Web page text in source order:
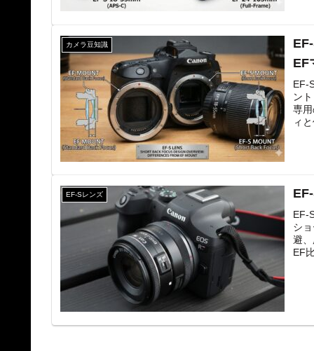
カメラ豆知識
EF
EF-
ン
専
ィ
EF-Sレンズ
EF-
シ
避
EF